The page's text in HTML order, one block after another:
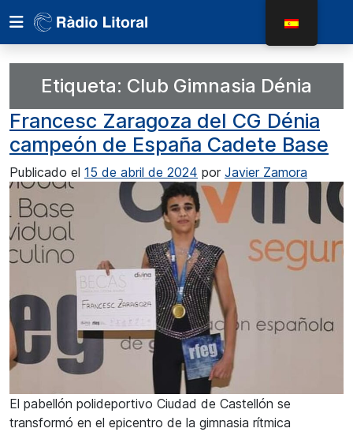
Etiqueta: Club Gimnasia Dénia
Francesc Zaragoza del CG Dénia
campeón de España Cadete Base
Publicado el 15 de abril de 2024 por Javier Zamora
El pabellón polideportivo Ciudad de Castellón se
transformó en el epicentro de la gimnasia rítmica